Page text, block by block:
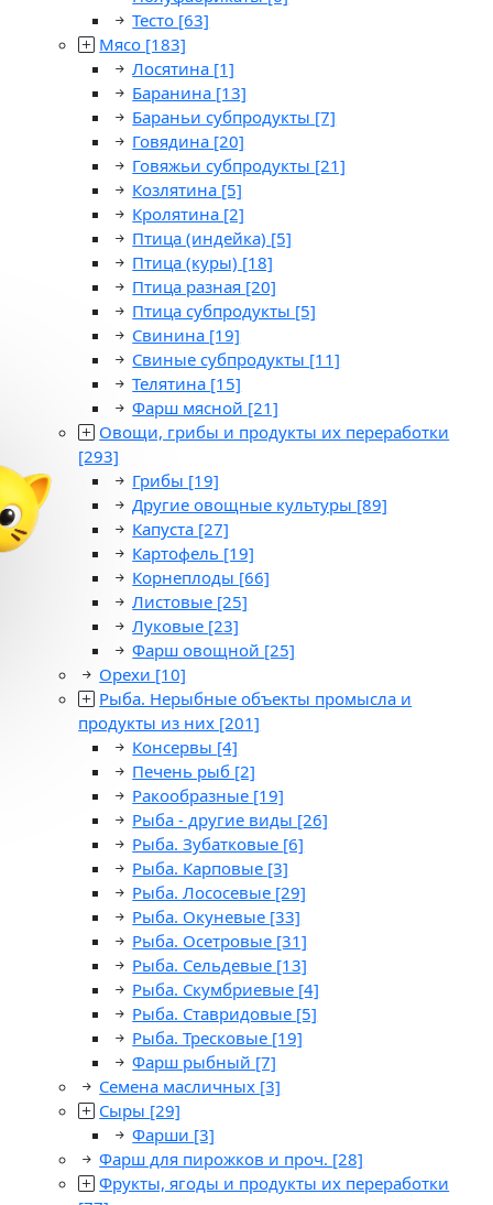
Тесто [63]
Мясо [183]
Лосятина [1]
Баранина [13]
Бараньи субпродукты [7]
Говядина [20]
Говяжьи субпродукты [21]
Козлятина [5]
Кролятина [2]
Птица (индейка) [5]
Птица (куры) [18]
Птица разная [20]
Птица субпродукты [5]
Свинина [19]
Свиные субпродукты [11]
Телятина [15]
Фарш мясной [21]
Овощи, грибы и продукты их переработки
[293]
Грибы [19]
Другие овощные культуры [89]
Капуста [27]
Картофель [19]
Корнеплоды [66]
Листовые [25]
Луковые [23]
Фарш овощной [25]
Орехи [10]
Рыба. Нерыбные объекты промысла и
продукты из них [201]
Консервы [4]
Печень рыб [2]
Ракообразные [19]
Рыба - другие виды [26]
Рыба. Зубатковые [6]
Рыба. Карповые [3]
Рыба. Лососевые [29]
Рыба. Окуневые [33]
Рыба. Осетровые [31]
Рыба. Сельдевые [13]
Рыба. Скумбриевые [4]
Рыба. Ставридовые [5]
Рыба. Тресковые [19]
Фарш рыбный [7]
Семена масличных [3]
Сыры [29]
Фарши [3]
Фарш для пирожков и проч. [28]
Фрукты, ягоды и продукты их переработки